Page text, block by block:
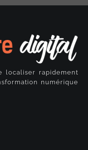
localiser rapidement
numérique